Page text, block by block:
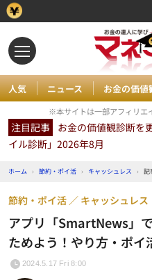
人気 ニュース お金の価値
※本サイトは一部アフィリエ
注目記事 お金の価値観診断を
イル診断」2026年8月
ホーム › 節約・ポイ活 › キャッシュレス › 記
アプリ「SmartNews」
ためよう！やり方・ポイ
節約・ポイ活 キャッシュレス
2024.5.17 Fri 8:00